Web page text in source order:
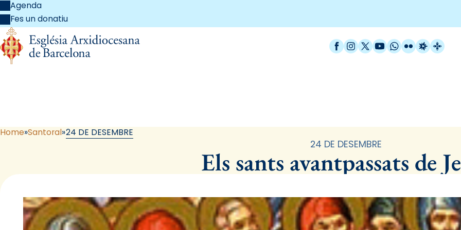
Agenda
Fes un donatiu
Facebook
Instagram
X / Twitter
YouTube
WhatsApp
FlickrRadio
Home Santoral 24 DE DESEMBRE
24 DE DESEMBRE
Els sants avantpassats de